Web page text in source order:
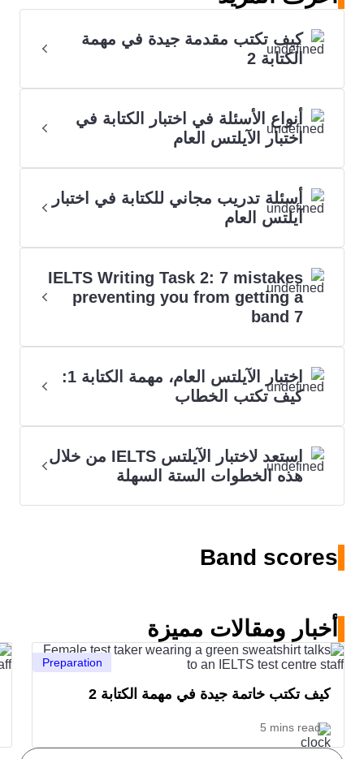
كيف تكتب مقدمة جيدة في مهمة
الكتابة 2
أنواع الأسئلة في اختبار الكتابة في
اختبار الآيلتس العام
أسئلة تدريب مجاني للكتابة في اختبار
آيلتس العام
IELTS Writing Task 2: 7 mistakes
preventing you from getting a
band 7
اختبار الآيلتس العام، مهمة الكتابة 1:
كيف تكتب الخطاب
استعد لاختبار الآيلتس IELTS من خلال
هذه الخطوات الستة السهلة
Band scores
أخبار ومقالات مميزة
Preparation
كيف تكتب خاتمة جيدة في مهمة الكتابة 2
5 mins read